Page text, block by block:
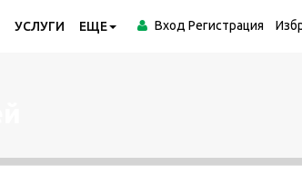
УСЛУГИ ЕЩЕ Вход Регистрация